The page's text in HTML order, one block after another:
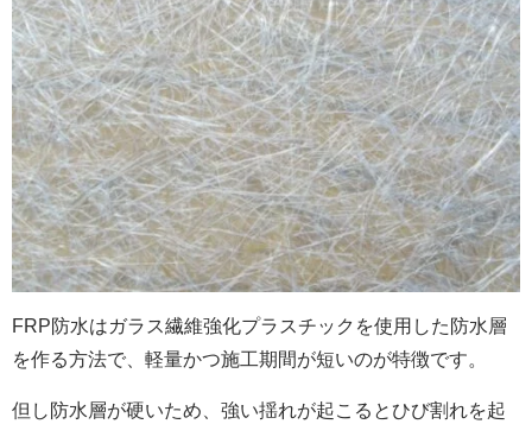
FRP防水はガラス繊維強化プラスチックを使用した防水層
を作る方法で、軽量かつ施工期間が短いのが特徴です。
但し防水層が硬いため、強い揺れが起こるとひび割れを起